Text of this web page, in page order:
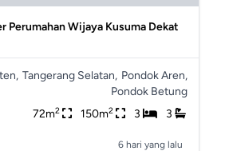
Perumahan Wijaya Kusuma Dekat
Tangerang Selatan, Pondok Aren,
Pondok Betung
72m2 150m2 3 3
6 hari yang lalu